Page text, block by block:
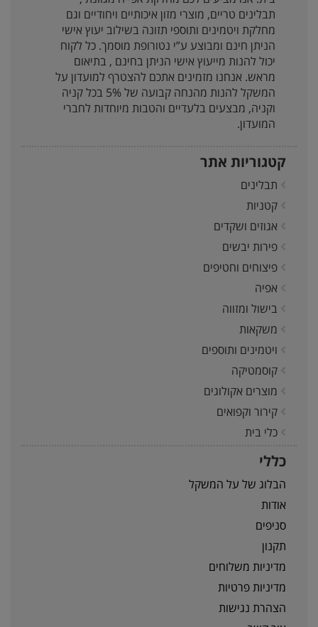
תבלינים טריים, מוצרי מזון איכותיים ויחודיים וגם
מחלקת ויטמינים ותוספי תזונה בשילוב יעוץ אישי
הניתן חינם ומבוצע ע”י נטורופת מוסמך. כל לקוח
יכול להנות מייעוץ אישי הניתן בחינם , בתיאום
מראש. אנחנו מזמינים אתכם להצטרף למועדון על
המשקל להנות מהנחה קבועה של 5% בכל קניה
וקניה, מבצעים בלעדיים והטבות מיוחדות לחברי
המועדון.
קטגוריות אתר
תבלינים
קטניות
אגוזים ושקדים
פירות יבשים
פיצוחים וחטיפים
אפיה
בישול ומזווה
משקאות
ויטמינים ותוספים
קוסמטיקה
מוצרים אקולוגים
קירור וקפואים
כלי בית
כללי
הבלוג של על המשקל
אודות
סניפים
תקנון
מדיניות משלוחים
מדיניות פרטיות
הצהרת נגישות